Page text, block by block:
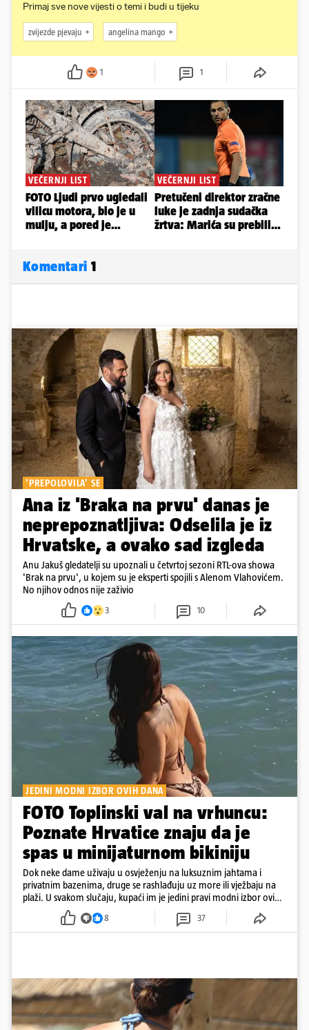
Primaj sve nove vijesti o temi i budi u tijeku
zvijezde pjevaju angelina mango
1 1
Komentari 1
'PREPOLOVILA' SE
Ana iz 'Braka na prvu' danas je
neprepoznatljiva: Odselila je iz
Hrvatske, a ovako sad izgleda
Anu Jakuš gledatelji su upoznali u četvrtoj sezoni RTL-ova showa
'Brak na prvu', u kojem su je eksperti spojili s Alenom Vlahovićem.
No njihov odnos nije zaživio
3 10
JEDINI MODNI IZBOR OVIH DANA
FOTO Toplinski val na vrhuncu:
Poznate Hrvatice znaju da je
spas u minijaturnom bikiniju
Dok neke dame uživaju u osvježenju na luksuznim jahtama i
privatnim bazenima, druge se rashlađuju uz more ili vježbaju na
plaži. U svakom slučaju, kupaći im je jedini pravi modni izbor ovih
8 37